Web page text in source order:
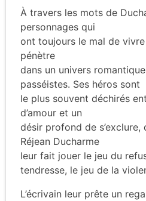
À travers les mots de
personnages qui
ont toujours le mal de
pénètre
dans un univers
passéistes. Ses héros sont
le plus souvent déchirés
d’amour et un
désir profond de s’exclure,
Réjean Ducharme
leur fait jouer le jeu du
tendresse, le jeu de la
L’écrivain leur prête un